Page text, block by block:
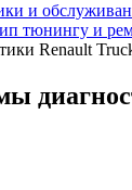
и
тюнингу и
Renault